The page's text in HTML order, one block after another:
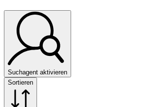
Suchagent aktivieren
Sortieren